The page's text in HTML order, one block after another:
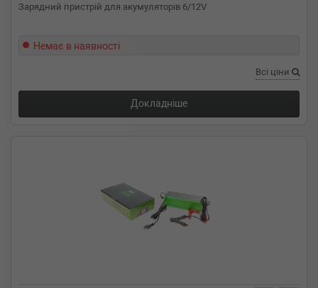
Зарядний пристрій для акумуляторів 6/12V
Немає в наявності
Всі ціни
Докладніше